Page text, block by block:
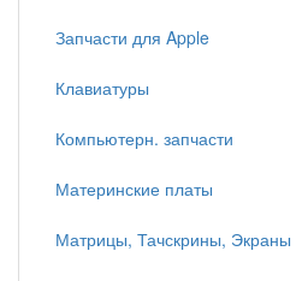
Запчасти для Apple
Клавиатуры
Компьютерн. запчасти
Материнские платы
Матрицы, Тачскрины, Экраны